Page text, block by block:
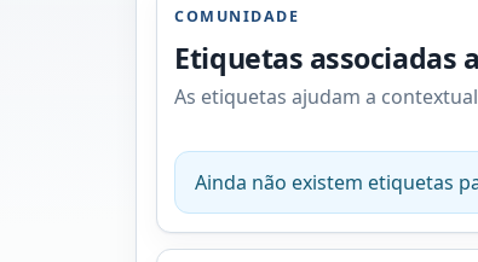
COMUNIDADE
Etiquetas associadas
As etiquetas ajudam a
Ainda não existem etiquetas